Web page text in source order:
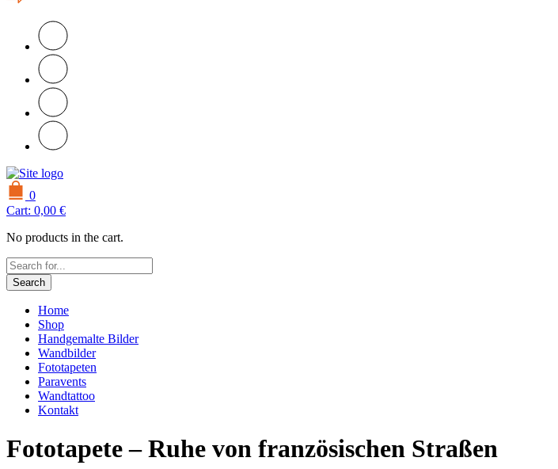
0
Cart: 0,00 €
No products in the cart.
Search
Home
Shop
Handgemalte Bilder
Wandbilder
Fototapeten
Paravents
Wandtattoo
Kontakt
Fototapete – Ruhe von französischen Straßen